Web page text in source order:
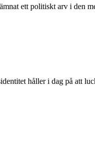
ett politiskt arv i den
håller i dag på att